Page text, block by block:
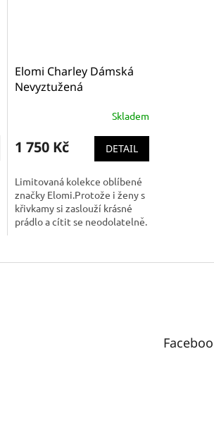
Elomi Charley Dámská
Nevyztužená
Elomi - CHARLEY černá
Skladem
1 750 Kč DETAIL
Limitovaná kolekce oblíbené
značky Elomi.Protože i ženy s
křivkamy si zaslouží krásné
prádlo a cítit se neodolatelně.
byla co...